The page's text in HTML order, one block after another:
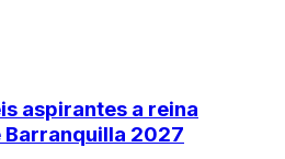
aspirantes a reina
Barranquilla 2027